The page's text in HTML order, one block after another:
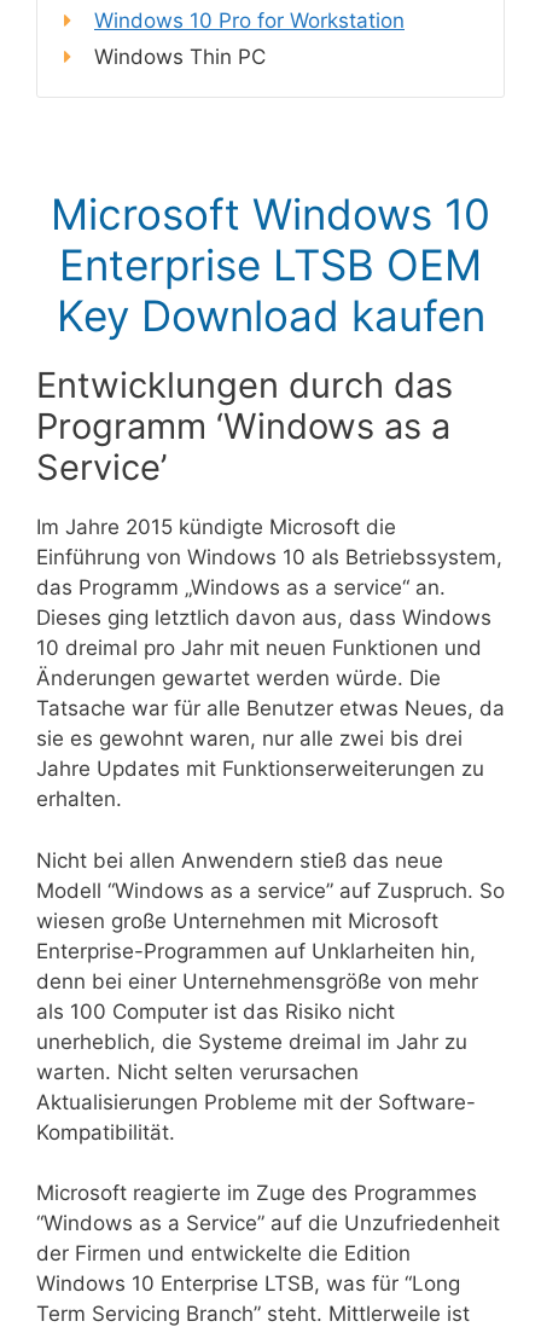
Windows 10 Pro for Workstation
Windows Thin PC
Microsoft Windows 10
Enterprise LTSB OEM
Key Download kaufen
Entwicklungen durch das
Programm ‘Windows as a
Service’
Im Jahre 2015 kündigte Microsoft die
Einführung von Windows 10 als Betriebssystem,
das Programm „Windows as a service“ an.
Dieses ging letztlich davon aus, dass Windows
10 dreimal pro Jahr mit neuen Funktionen und
Änderungen gewartet werden würde. Die
Tatsache war für alle Benutzer etwas Neues, da
sie es gewohnt waren, nur alle zwei bis drei
Jahre Updates mit Funktionserweiterungen zu
erhalten.
Nicht bei allen Anwendern stieß das neue
Modell “Windows as a service” auf Zuspruch. So
wiesen große Unternehmen mit Microsoft
Enterprise-Programmen auf Unklarheiten hin,
denn bei einer Unternehmensgröße von mehr
als 100 Computer ist das Risiko nicht
unerheblich, die Systeme dreimal im Jahr zu
warten. Nicht selten verursachen
Aktualisierungen Probleme mit der Software-
Kompatibilität.
Microsoft reagierte im Zuge des Programmes
“Windows as a Service” auf die Unzufriedenheit
der Firmen und entwickelte die Edition
Windows 10 Enterprise LTSB, was für “Long
Term Servicing Branch” steht. Mittlerweile ist